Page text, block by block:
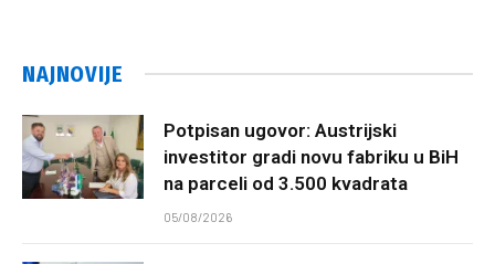
NAJNOVIJE
Potpisan ugovor: Austrijski
investitor gradi novu fabriku u BiH
na parceli od 3.500 kvadrata
05/08/2026